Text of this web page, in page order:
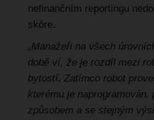
nefinančním reportingu
skóre.
„Manažeři na všech
době ví, že je rozdíl mezi
bytostí. Zatímco robot
kterému je naprogramován,
způsobem a se stejným